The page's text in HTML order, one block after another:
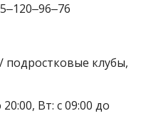
подростковые клубы,
Вт: с 09:00 до